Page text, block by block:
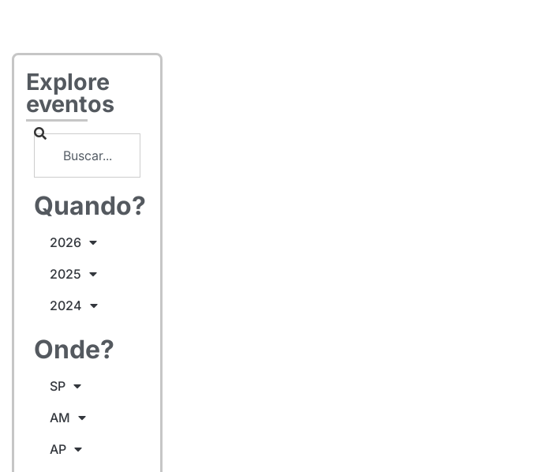
Explore
eventos
Quando?
2026
2025
2024
Onde?
SP
AM
AP